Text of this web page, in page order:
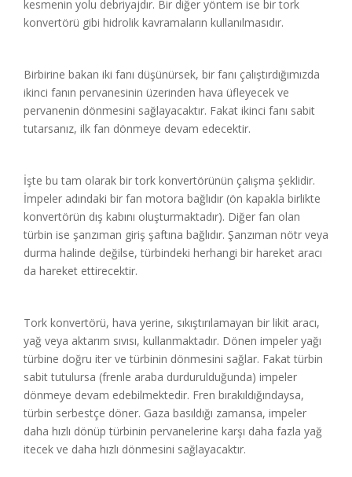
kesmenin yolu debriyajdır. Bir diğer yöntem ise bir tork
konvertörü gibi hidrolik kavramaların kullanılmasıdır.
Birbirine bakan iki fanı düşünürsek, bir fanı çalıştırdığımızda
ikinci fanın pervanesinin üzerinden hava üfleyecek ve
pervanenin dönmesini sağlayacaktır. Fakat ikinci fanı sabit
tutarsanız, ilk fan dönmeye devam edecektir.
İşte bu tam olarak bir tork konvertörünün çalışma şeklidir.
İmpeler adındaki bir fan motora bağlıdır (ön kapakla birlikte
konvertörün dış kabını oluşturmaktadır). Diğer fan olan
türbin ise şanzıman giriş şaftına bağlıdır. Şanzıman nötr veya
durma halinde değilse, türbindeki herhangi bir hareket aracı
da hareket ettirecektir.
Tork konvertörü, hava yerine, sıkıştırılamayan bir likit aracı,
yağ veya aktarım sıvısı, kullanmaktadır. Dönen impeler yağı
türbine doğru iter ve türbinin dönmesini sağlar. Fakat türbin
sabit tutulursa (frenle araba durdurulduğunda) impeler
dönmeye devam edebilmektedir. Fren bırakıldığındaysa,
türbin serbestçe döner. Gaza basıldığı zamansa, impeler
daha hızlı dönüp türbinin pervanelerine karşı daha fazla yağ
itecek ve daha hızlı dönmesini sağlayacaktır.